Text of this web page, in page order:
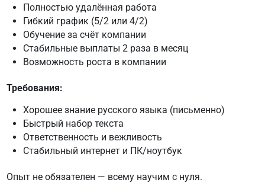
Полностью удалённая работа
Гибкий график (5/2 или 4/2)
Обучение за счёт компании
Стабильные выплаты 2 раза в месяц
Возможность роста в компании
Требования:
Хорошее знание русского языка (письменно)
Быстрый набор текста
Ответственность и вежливость
Стабильный интернет и ПК/ноутбук
Опыт не обязателен — всему научим с нуля.